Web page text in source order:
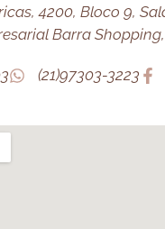
4200, Bloco 9,
Barra
(21)97303-3223